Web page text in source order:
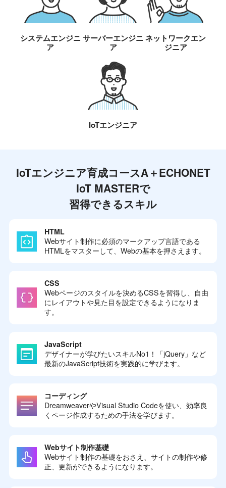
システムエンジニ
ア
サーバーエンジニ
ア
ネットワークエン
ジニア
IoTエンジニア
IoTエンジニア育成コースA＋ECHONET
IoT MASTERで
習得できるスキル
HTML
Webサイト制作に必須のマークアップ言語である
HTMLをマスターして、Webの基本を押さえます。
CSS
Webページのスタイルを決めるCSSを習得し、自由
にレイアウトや見た目を設定できるようになりま
す。
JavaScript
デザイナーが学びたいスキルNo1！「jQuery」など
最新のJavaScript技術を実践的に学びます。
コーディング
DreamweaverやVisual Studio Codeを使い、効率良
くページ作成するための手法を学びます。
Webサイト制作基礎
Webサイト制作の基礎をおさえ、サイトの制作や修
正、更新ができるようになります。